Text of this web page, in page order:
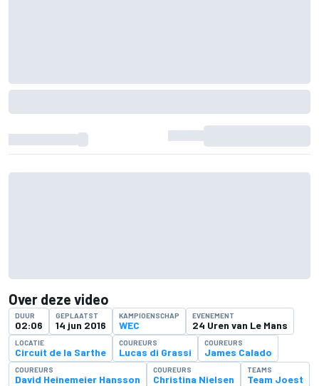
Over deze video
DUUR
02:06
GEPLAATST
14 jun 2016
KAMPIOENSCHAP
WEC
EVENEMENT
24 Uren van Le Mans
LOCATIE
Circuit de la Sarthe
COUREURS
Lucas di Grassi
COUREURS
James Calado
COUREURS
David Heinemeier Hansson
COUREURS
Christina Nielsen
TEAMS
Team Joest